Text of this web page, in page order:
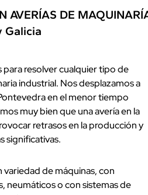
AVERÍAS DE
Galicia
para resolver cualquier tipo de
industrial. Nos desplazamos a
en el menor tiempo
muy bien que una avería en la
retrasos en la producción y
significativas.
variedad de máquinas, con
neumáticos o con sistemas de